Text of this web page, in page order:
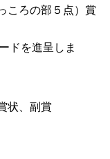
ころの部５点）賞
ドを進呈しま
状、副賞